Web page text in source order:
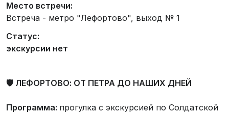
Место встречи:
Встреча - метро "Лефортово", выход № 1
Статус:
экскурсии нет
🛡️ ЛЕФОРТОВО: ОТ ПЕТРА ДО НАШИХ ДНЕЙ
Программа: прогулка с экскурсией по Солдатской